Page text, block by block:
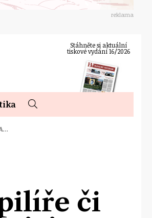
reklama
Stáhněte si aktuální
tiskové vydání 16/2026
či